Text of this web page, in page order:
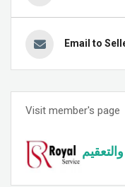
Email to
Visit member's page